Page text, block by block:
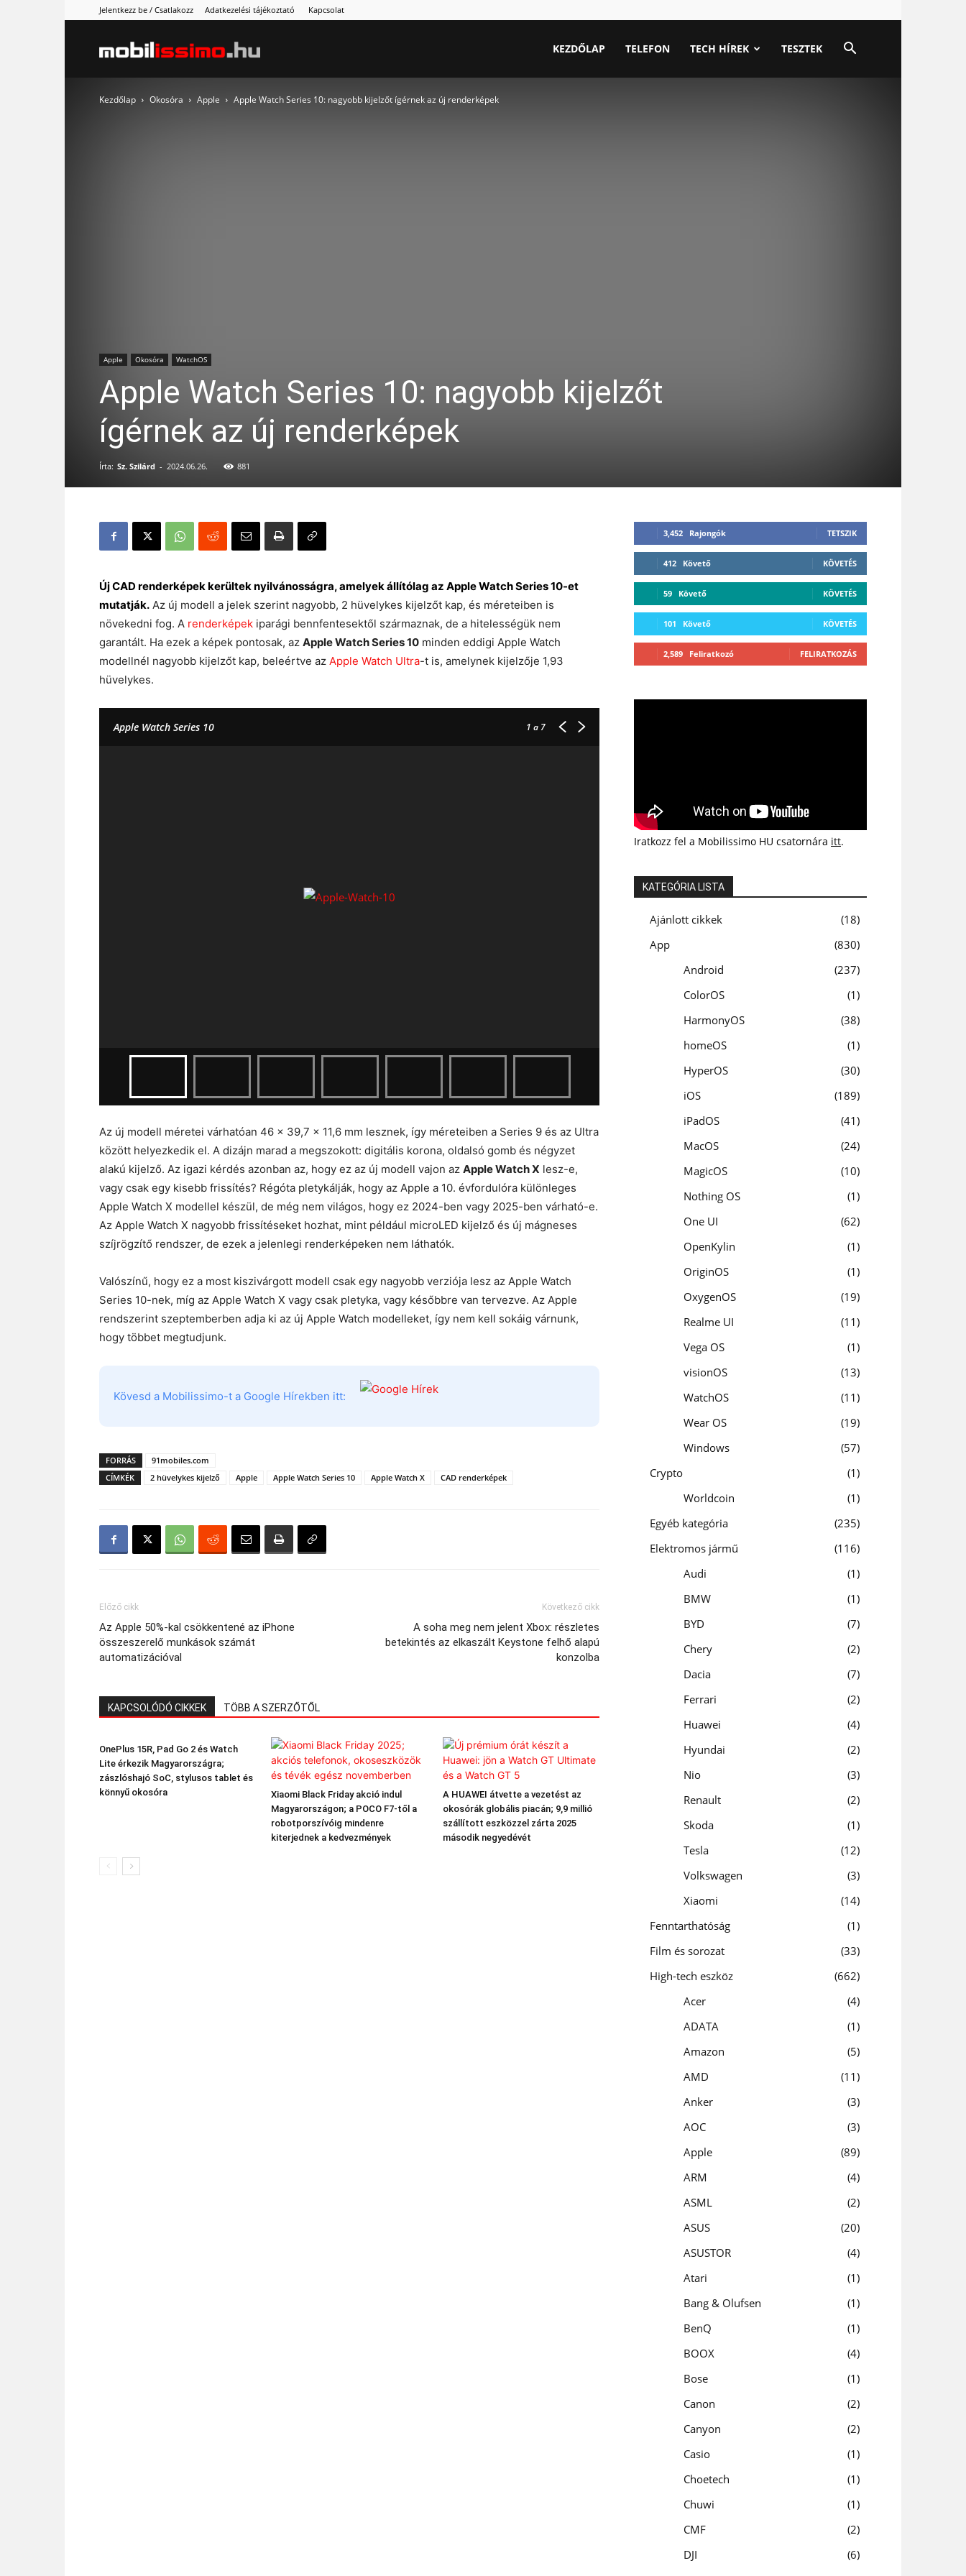
Jelentkezz be / Csatlakozz Adatkezelési tájékoztató Kapcsolat
Mobilissimo.hu KEZDŐLAP TELEFON TECH HÍREK TESZTEK
Kezdőlap Okosóra Apple Apple Watch Series 10: nagyobb kijelzőt ígérnek az új renderképek
Apple Okosóra WatchOS
Apple Watch Series 10: nagyobb kijelzőt
ígérnek az új renderképek
Írta: Sz. Szilárd - 2024.06.26. 881
Új CAD renderképek kerültek nyilvánosságra, amelyek állítólag az Apple Watch Series 10-et
mutatják. Az új modell a jelek szerint nagyobb, 2 hüvelykes kijelzőt kap, és méreteiben is
növekedni fog. A renderképek iparági bennfentesektől származnak, de a hitelességük nem
garantált. Ha ezek a képek pontosak, az Apple Watch Series 10 minden eddigi Apple Watch
modellnél nagyobb kijelzőt kap, beleértve az Apple Watch Ultra-t is, amelynek kijelzője 1,93
hüvelykes.
Apple Watch Series 10 1 a 7
Az új modell méretei várhatóan 46 x 39,7 x 11,6 mm lesznek, így méreteiben a Series 9 és az Ultra
között helyezkedik el. A dizájn marad a megszokott: digitális korona, oldalsó gomb és négyzet
alakú kijelző. Az igazi kérdés azonban az, hogy ez az új modell vajon az Apple Watch X lesz-e,
vagy csak egy kisebb frissítés? Régóta pletykálják, hogy az Apple a 10. évfordulóra különleges
Apple Watch X modellel készül, de még nem világos, hogy ez 2024-ben vagy 2025-ben várható-e.
Az Apple Watch X nagyobb frissítéseket hozhat, mint például microLED kijelző és új mágneses
szíjrögzítő rendszer, de ezek a jelenlegi renderképeken nem láthatók.
Valószínű, hogy ez a most kiszivárgott modell csak egy nagyobb verziója lesz az Apple Watch
Series 10-nek, míg az Apple Watch X vagy csak pletyka, vagy későbbre van tervezve. Az Apple
rendszerint szeptemberben adja ki az új Apple Watch modelleket, így nem kell sokáig várnunk,
hogy többet megtudjunk.
Kövesd a Mobilissimo-t a Google Hírekben itt:
FORRÁS
91mobiles.com
CÍMKÉK
2 hüvelykes kijelző Apple Apple Watch Series 10 Apple Watch X CAD renderképek
Előző cikk
Az Apple 50%-kal csökkentené az iPhone
összeszerelő munkások számát
automatizációval
Következő cikk
A soha meg nem jelent Xbox: részletes
betekintés az elkaszált Keystone felhő alapú
konzolba
KAPCSOLÓDÓ CIKKEK TÖBB A SZERZŐTŐL
OnePlus 15R, Pad Go 2 és Watch
Lite érkezik Magyarországra;
zászlóshajó SoC, stylusos tablet és
könnyű okosóra
Xiaomi Black Friday akció indul
Magyarországon; a POCO F7-től a
robotporszívóig mindenre
kiterjednek a kedvezmények
A HUAWEI átvette a vezetést az
okosórák globális piacán; 9,9 millió
szállított eszközzel zárta 2025
második negyedévét
3,452 Rajongók TETSZIK
412 Követő KÖVETÉS
59 Követő KÖVETÉS
101 Követő KÖVETÉS
2,589 Feliratkozó FELIRATKOZÁS
Iratkozz fel a Mobilissimo HU csatornára itt.
KATEGÓRIA LISTA
Ajánlott cikkek
18
App
830
Android
237
ColorOS
1
HarmonyOS
38
homeOS
1
HyperOS
30
iOS
189
iPadOS
41
MacOS
24
MagicOS
10
Nothing OS
1
One UI
62
OpenKylin
1
OriginOS
1
OxygenOS
19
Realme UI
11
Vega OS
1
visionOS
13
WatchOS
11
Wear OS
19
Windows
57
Crypto
1
Worldcoin
1
Egyéb kategória
235
Elektromos jármű
116
Audi
1
BMW
1
BYD
7
Chery
2
Dacia
7
Ferrari
2
Huawei
4
Hyundai
2
Nio
3
Renault
2
Skoda
1
Tesla
12
Volkswagen
3
Xiaomi
14
Fenntarthatóság
1
Film és sorozat
33
High-tech eszköz
662
Acer
4
ADATA
1
Amazon
5
AMD
11
Anker
3
AOC
3
Apple
89
ARM
4
ASML
2
ASUS
20
ASUSTOR
4
Atari
1
Bang & Olufsen
1
BenQ
1
BOOX
4
Bose
1
Canon
2
Canyon
2
Casio
1
Choetech
1
Chuwi
1
CMF
2
DJI
6